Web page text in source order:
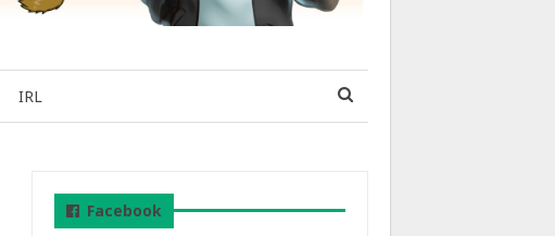
IRL
Facebook